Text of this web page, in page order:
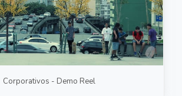
VÍDEO
Corporativos - Demo Reel